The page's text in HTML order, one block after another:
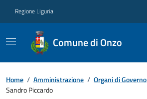
Regione Liguria
Comune di Onzo
Home / Amministrazione / Organi di Governo
Sandro Piccardo